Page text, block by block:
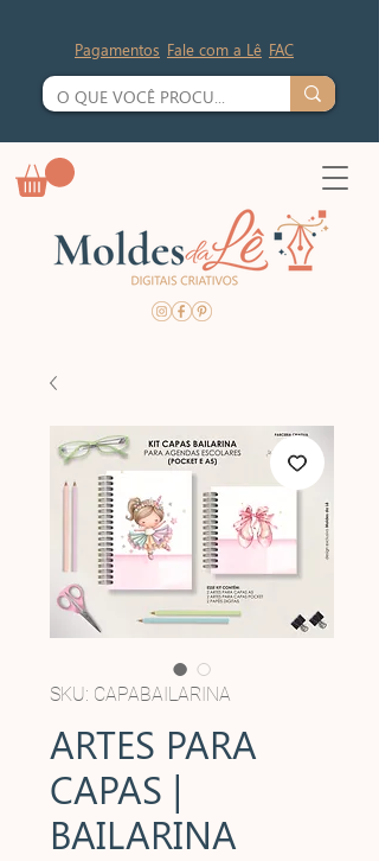
Pagamentos Fale com a Lê FAC
SKU: CAPABAILARINA
ARTES PARA
CAPAS |
BAILARINA